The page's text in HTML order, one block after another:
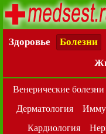
Здоровье Болезни
Венерические болезни
Дерматология
Кардиология